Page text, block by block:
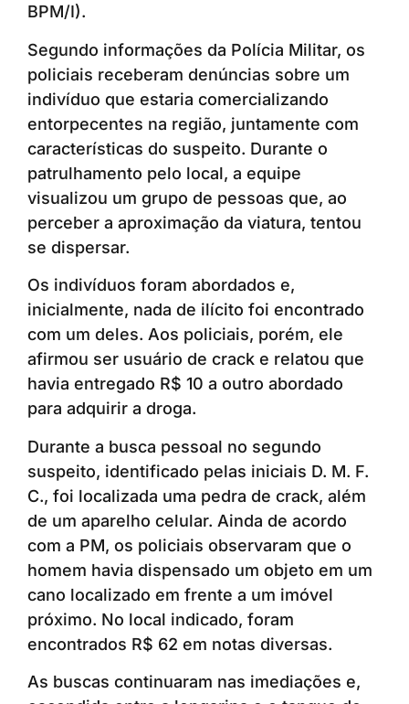
BPM/I).
Segundo informações da Polícia Militar, os
policiais receberam denúncias sobre um
indivíduo que estaria comercializando
entorpecentes na região, juntamente com
características do suspeito. Durante o
patrulhamento pelo local, a equipe
visualizou um grupo de pessoas que, ao
perceber a aproximação da viatura, tentou
se dispersar.
Os indivíduos foram abordados e,
inicialmente, nada de ilícito foi encontrado
com um deles. Aos policiais, porém, ele
afirmou ser usuário de crack e relatou que
havia entregado R$ 10 a outro abordado
para adquirir a droga.
Durante a busca pessoal no segundo
suspeito, identificado pelas iniciais D. M. F.
C., foi localizada uma pedra de crack, além
de um aparelho celular. Ainda de acordo
com a PM, os policiais observaram que o
homem havia dispensado um objeto em um
cano localizado em frente a um imóvel
próximo. No local indicado, foram
encontrados R$ 62 em notas diversas.
As buscas continuaram nas imediações e,